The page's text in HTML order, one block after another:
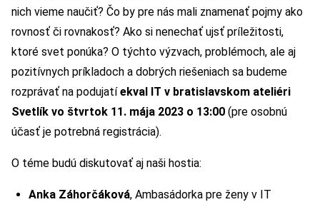
nich vieme naučiť? Čo by pre nás mali znamenať pojmy ako
rovnosť či rovnakosť? Ako si nenechať ujsť príležitosti,
ktoré svet ponúka? O týchto výzvach, problémoch, ale aj
pozitívnych príkladoch a dobrých riešeniach sa budeme
rozprávať na podujatíekval IT v bratislavskom ateliéri
Svetlík vo štvrtok 11. mája 2023 o 13:00 (pre osobnú
účasť je potrebná registrácia).
O téme budú diskutovať aj naši hostia:
Anka Záhorčáková, Ambasádorka pre ženy v IT